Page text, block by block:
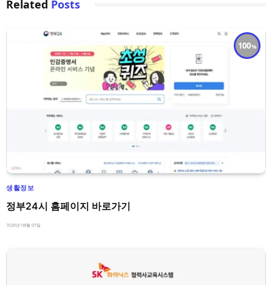
Related Posts
100
생활정보
정부24시 홈페이지 바로가기
2026년 08월 07일